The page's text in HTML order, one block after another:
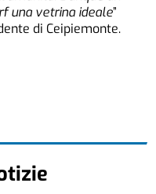
una vetrina ideale”
di Ceipiemonte.